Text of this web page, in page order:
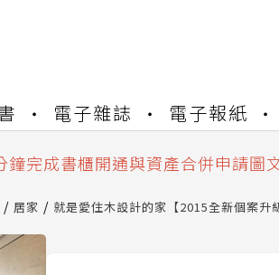
電子雜誌 電子報紙
閱讀資產合併與書櫃開通申請
鐘完成書櫃開通與資產合併申請圖
讀資產合併與書櫃開通申請
居家 就是愛住木設計的家【2015全新個案